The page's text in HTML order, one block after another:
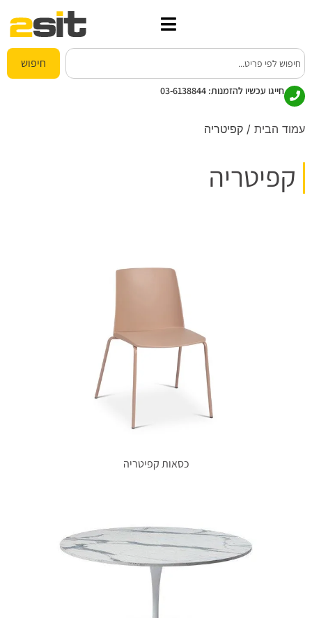
חיפוש
חייגו עכשיו להזמנות: 03-6138844
עמוד הבית / קפיטריה
קפיטריה
כסאות קפיטריה